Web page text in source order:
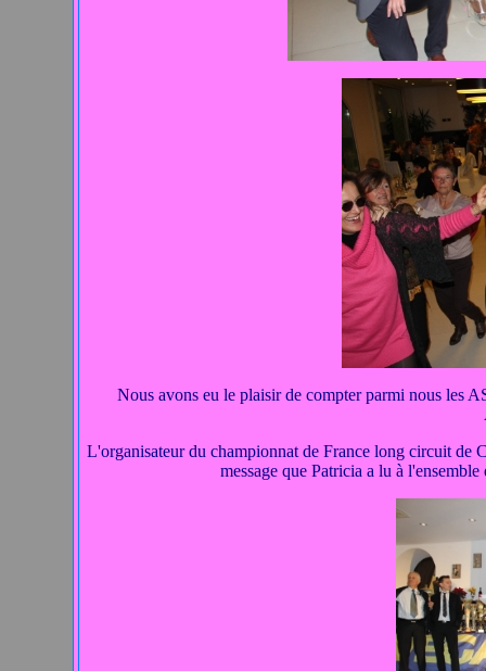
Nous avons eu le plaisir de compter parmi nous les
L'organisateur du championnat de France long circuit de
message que Patricia a lu à